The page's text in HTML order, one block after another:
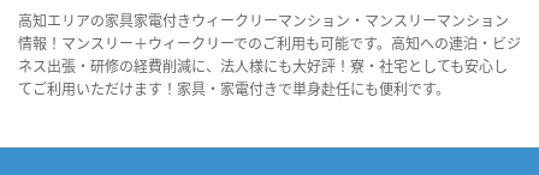
高知エリアの家具家電付きウィークリーマンション・マンスリーマンション
情報！マンスリー＋ウィークリーでのご利用も可能です。高知への連泊・ビジ
ネス出張・研修の経費削減に、法人様にも大好評！寮・社宅としても安心し
てご利用いただけます！家具・家電付きで単身赴任にも便利です。